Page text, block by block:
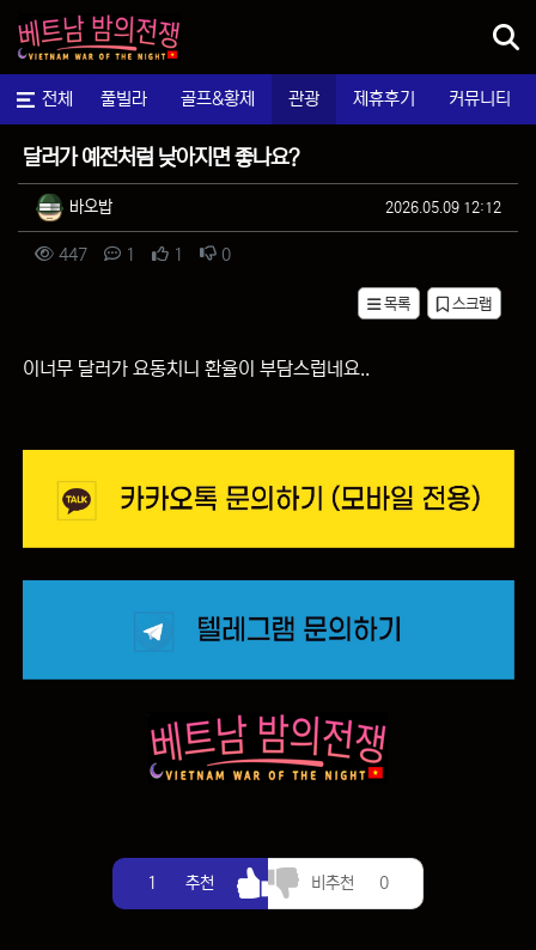
전체 메뉴
마사지 풀빌라 골프&황제 관광 제휴후기 커뮤니티
자유게시판
달러가 예전처럼 낮아지면 좋나요?
작성자 정보
바오밥작성 작성일
2026.05.09 12:12
컨텐츠 정보
447조회 1 댓글 1 추천 0비추천
목록 스크랩
본문
이너무 달러가 요동치니 환율이 부담스럽네요..
1 추천 추천 비추천 0
비추천